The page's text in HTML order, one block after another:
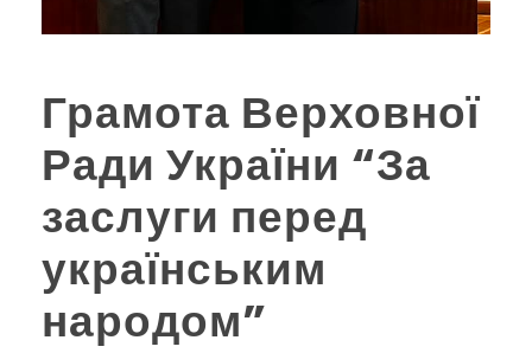
Грамота Верховної
Ради України “За
заслуги перед
українським
народом”